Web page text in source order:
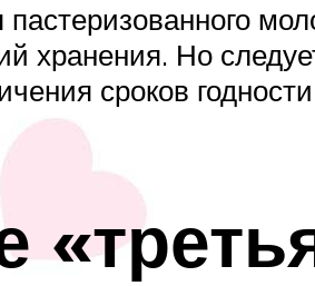
хранения. Но
сроков